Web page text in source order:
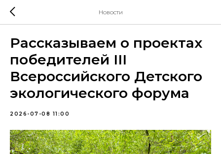
Новости
Рассказываем о проектах
победителей III
Всероссийского Детского
экологического форума
2026-07-08 11:00